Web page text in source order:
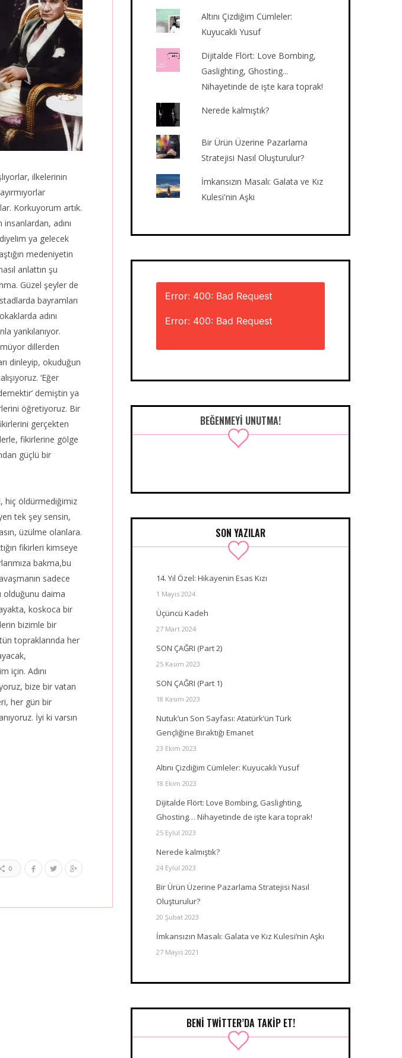
ilkelerinin
Korkuyorum artık.
adını
ya gelecek
medeniyetin
anlattın şu
Güzel şeyler de
bayramları
adını
yankılanıyor.
dillerden
dinleyip, okuduğun
‘Eğer
demiştin ya
öğretiyoruz. Bir
gerçekten
fikirlerine gölge
güçlü bir
hiç öldürmediğimiz
tek şey sensin,
üzülme olanlara.
fikirleri kimseye
bakma,bu
sadece
olduğunu daima
koskoca bir
bizimle bir
topraklarında her
için. Adını
bize bir vatan
her gün bir
İyi ki varsın
0
Altını Çizdiğim Cümleler:
Kuyucaklı Yusuf
Dijitalde Flört: Love Bombing,
Gaslighting, Ghosting...
Nihayetinde de işte kara toprak!
Nerede kalmıştık?
Bir Ürün Üzerine Pazarlama
Stratejisi Nasıl Oluşturulur?
İmkansızın Masalı: Galata ve Kız
Kulesi'nin Aşkı
Error: 400: Bad Request
Error: 400: Bad Request
BEĞENMEYI UNUTMA!
SON YAZILAR
14. Yıl Özel: Hikayenin Esas Kızı
1 Mayıs 2024
Üçüncü Kadeh
27 Mart 2024
SON ÇAĞRI (Part 2)
25 Kasım 2023
SON ÇAĞRI (Part 1)
18 Kasım 2023
Nutuk’un Son Sayfası: Atatürk’ün Türk
Gençliğine Bıraktığı Emanet
23 Ekim 2023
Altını Çizdiğim Cümleler: Kuyucaklı Yusuf
18 Ekim 2023
Dijitalde Flört: Love Bombing, Gaslighting,
Ghosting… Nihayetinde de işte kara toprak!
25 Eylül 2023
Nerede kalmıştık?
24 Eylül 2023
Bir Ürün Üzerine Pazarlama Stratejisi Nasıl
Oluşturulur?
20 Şubat 2023
İmkansızın Masalı: Galata ve Kız Kulesi’nin Aşkı
27 Mayıs 2021
BENI TWITTER’DA TAKIP ET!